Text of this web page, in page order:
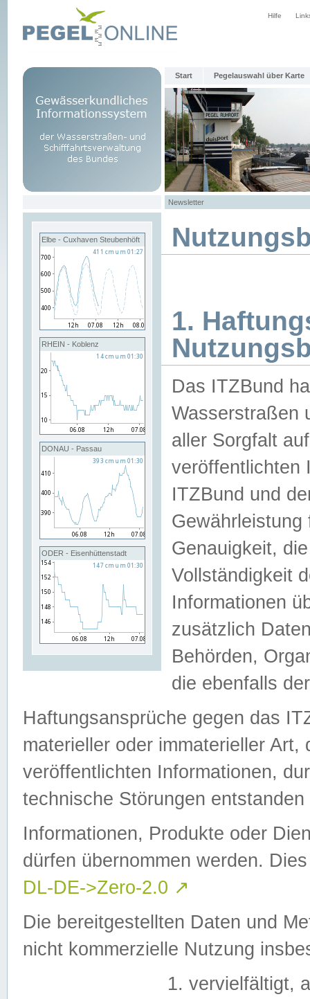
Hilfe
Start Pegelauswahl über Karte
Newsletter
Elbe - Cuxhaven Steubenhöft
RHEIN - Koblenz
DONAU - Passau
ODER - Eisenhüttenstadt
1.
Das ITZBund
Wasserstraßen
aller Sorgfalt
veröffentlichten
ITZBund und
Genauigkeit,
Vollständigkeit
Informationen
zusätzlich
Behörden,
die ebenfalls
Haftungsansprüche gegen das
materieller oder immaterieller
veröffentlichten Informationen,
technische Störungen
Informationen, Produkte oder
dürfen übernommen werden.
DL-DE->Zero-2.0 ↗
Die bereitgestellten Daten und
nicht kommerzielle Nutzung
vervielfältigt,